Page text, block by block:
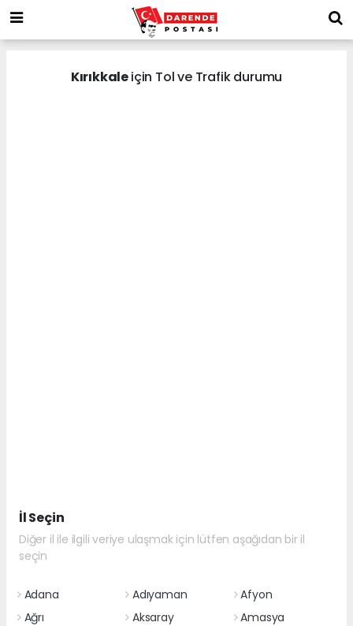
Kırıkkaleiçin Tol ve Trafik durumu
İl Seçin
Diğer il ile ilgili veriye ulaşmak için lütfen aşağıdan bir il
seçin
Adana Adıyaman
Afyon
Ağrı
Aksaray
Amasya